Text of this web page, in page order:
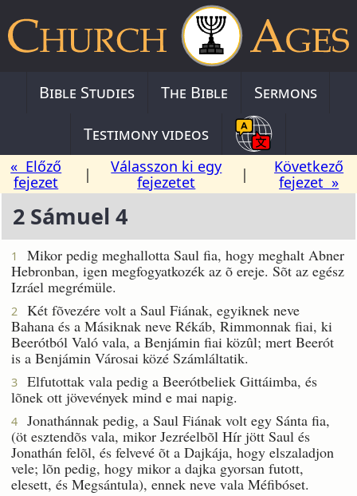
Bible Studies The Bible
Sermons
Testimony videos
« Előző
fejezet
|
Válasszon ki egy
fejezetet
|
Következő
fejezet »
2 Sámuel 4
1
Mikor pedig meghallotta Saul fia, hogy meghalt Abner
Hebronban, igen megfogyatkozék az õ ereje. Sõt az egész
Izráel megrémüle.
2
Két fõvezére volt a Saul Fiának, egyiknek neve
Bahana és a Másiknak neve Rékáb, Rimmonnak fiai, ki
Beerótból Való vala, a Benjámin fiai közûl; mert Beerót
is a Benjámin Városai közé Számláltatik.
3
Elfutottak vala pedig a Beerótbeliek Gittáimba, és
lõnek ott jövevények mind e mai napig.
4
Jonathánnak pedig, a Saul Fiának volt egy Sánta fia,
(öt esztendõs vala, mikor Jezréelbõl Hír jött Saul és
Jonathán felõl, és felvevé õt a Dajkája, hogy elszaladjon
vele; lõn pedig, hogy mikor a dajka gyorsan futott,
elesett, és Megsántula), ennek neve vala Méfibóset.